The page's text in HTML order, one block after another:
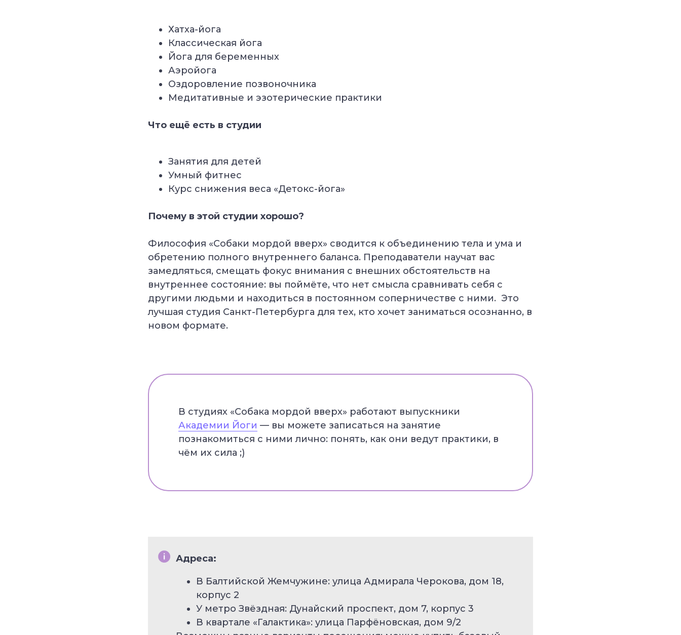
Хатха-йога
Классическая йога
Йога для беременных
Аэройога
Оздоровление позвоночника
Медитативные и эзотерические практики
Что ещё есть в студии
Занятия для детей
Умный фитнес
Курс снижения веса «Детокс-йога»
Почему в этой студии хорошо?
Философия «Собаки мордой вверх» сводится к объединению тела и ума и
обретению полного внутреннего баланса. Преподаватели научат вас
замедляться, смещать фокус внимания с внешних обстоятельств на
внутреннее состояние: вы поймёте, что нет смысла сравнивать себя с
другими людьми и находиться в постоянном соперничестве с ними. Это
лучшая студия Санкт-Петербурга для тех, кто хочет заниматься осознанно, в
новом формате.
В студиях «Собака мордой вверх» работают выпускники
Академии Йоги — вы можете записаться на занятие
познакомиться с ними лично: понять, как они ведут практики, в
чём их сила ;)
Адреса:
В Балтийской Жемчужине: улица Адмирала Черокова, дом 18,
корпус 2
У метро Звёздная: Дунайский проспект, дом 7, корпус 3
В квартале «Галактика»: улица Парфёновская, дом 9/2